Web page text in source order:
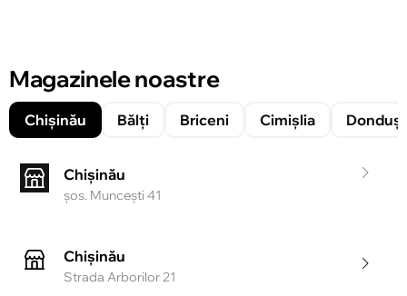
Magazinele noastre
Chișinău Bălți Briceni Cimișlia
Chișinău
şos. Munceşti 41
Chișinău
Strada Arborilor 21